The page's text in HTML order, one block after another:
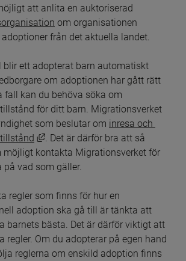
om organisationen
från det aktuella landet.
blir ett adopterat barn automatiskt
om adoptionen har gått rätt
fall kan du behöva söka om
för ditt barn. Migrationsverket
som beslutar om inresa och
Länk till annan webbplats,
. Det är därför bra att så
möjligt kontakta Migrationsverket för
på vad som gäller.
regler som finns för hur en
adoption ska gå till är tänkta att
barnets bästa. Det är därför viktigt att
regler. Om du adopterar på egen hand
reglerna om enskild adoption finns